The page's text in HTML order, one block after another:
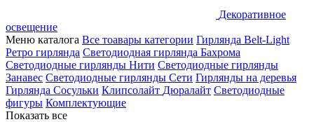
Декоративное
освещение
Меню каталога Все тоавары категории Гирлянда Belt-Light
Ретро гирлянда Светодиодная гирлянда Бахрома
Светодиодные гирлянды Нити Светодиодные гирлянды
Занавес Светодиодные гирлянды Сети Гирлянды на деревья
Гирлянда Сосульки Клипсолайт Дюралайт Светодиодные
фигуры Комплектующие
Показать все